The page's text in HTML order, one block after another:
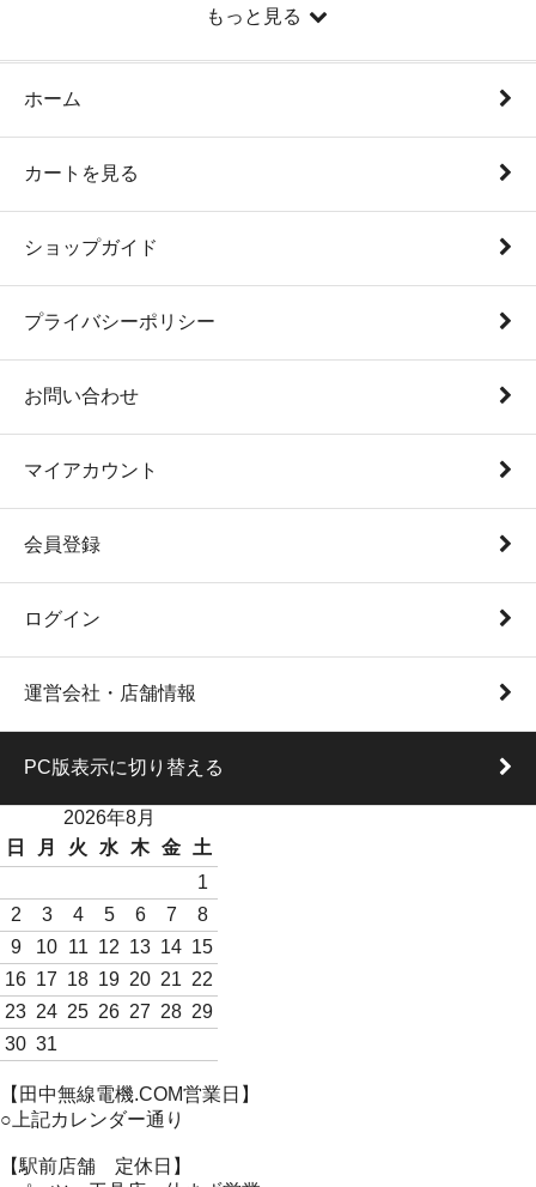
もっと見る
ホーム
カートを見る
ショップガイド
プライバシーポリシー
お問い合わせ
マイアカウント
会員登録
ログイン
運営会社・店舗情報
PC版表示に切り替える
2026年8月
日
月 火 水 木 金
土
1
2
3 4 5 6 7
8
9
10 11 12 13 14 15
16 17 18 19 20 21 22
23 24 25 26 27 28 29
30 31
【田中無線電機.COM営業日】
○上記カレンダー通り
【駅前店舗 定休日】